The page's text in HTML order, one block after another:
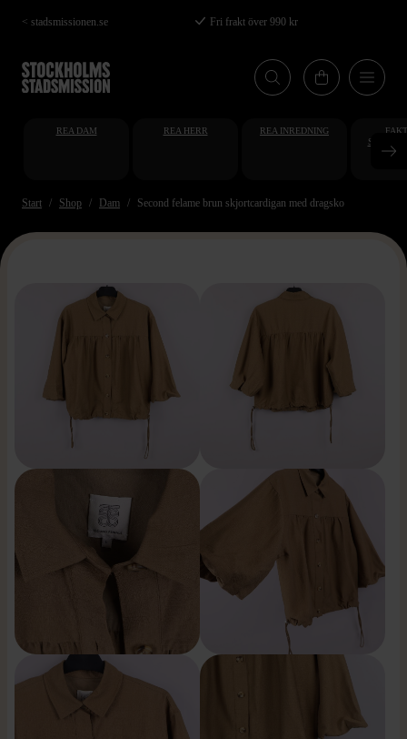
Hoppa
till
huvudinnehåll
< stadsmissionen.se Fri frakt över 990 kr
REA DAM REA HERR REA INREDNING
Start Shop Dam Second felame brun skjortcardigan med dragsko